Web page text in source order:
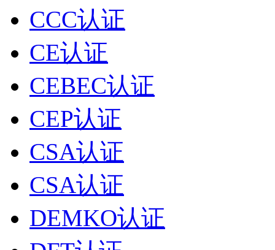
CCC认证
CE认证
CEBEC认证
CEP认证
CSA认证
CSA认证
DEMKO认证